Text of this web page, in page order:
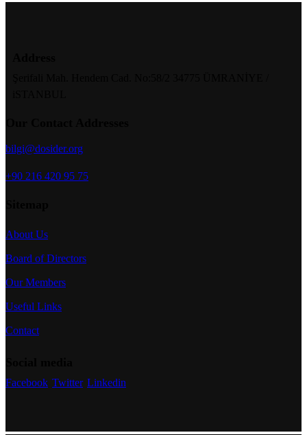
bilgi@dosider.org
+90 216 420 95 75
About Us
Board of Directors
Our Members
Useful Links
Contact
Facebook Twitter Linkedin